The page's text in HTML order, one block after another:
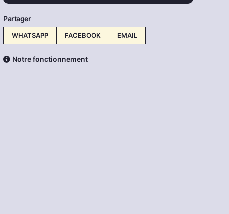
Partager
WHATSAPP FACEBOOK EMAIL
Notre fonctionnement